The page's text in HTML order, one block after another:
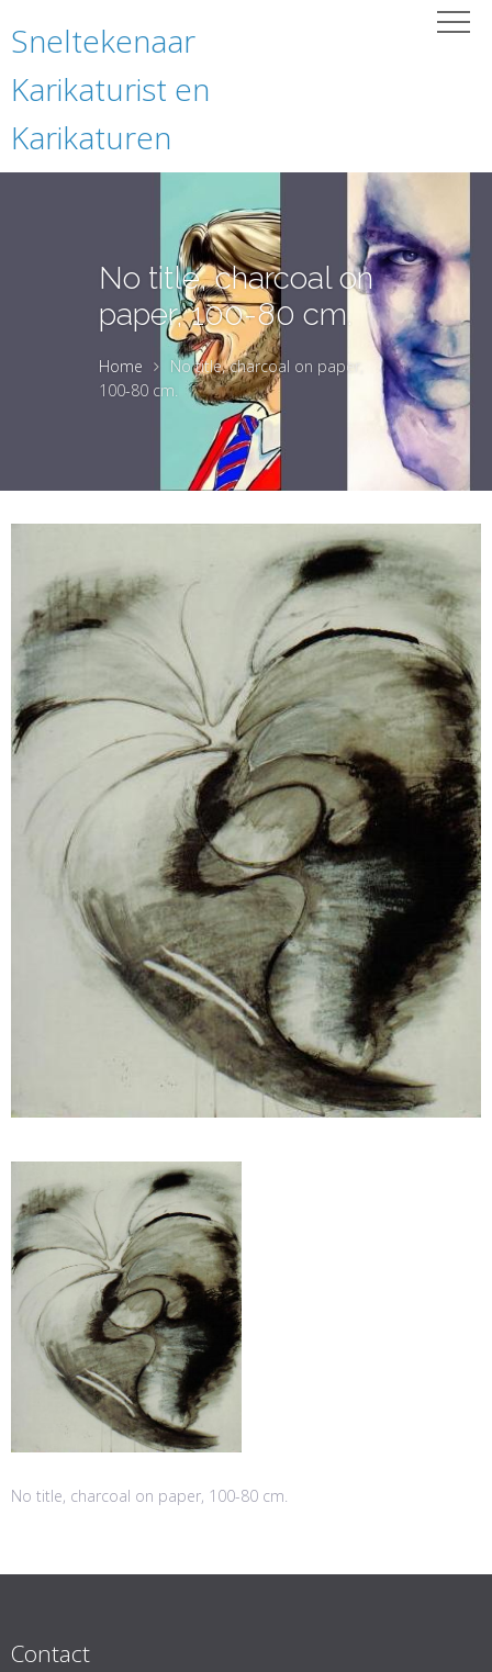
Sneltekenaar
Karikaturist en
Karikaturen
No title, charcoal on
paper, 100-80 cm.
Home
No title, charcoal on paper,
100-80 cm.
No title, charcoal on paper, 100-80 cm.
Contact